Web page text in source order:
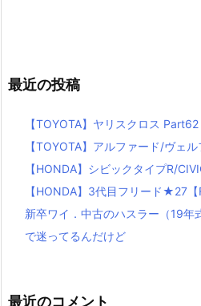
最近の投稿
【TOYOTA】ヤリスクロス Part62
【TOYOTA】アルファード/ヴェ
【HONDA】シビックタイプR/
【HONDA】3代目フリード★27【
新卒ワイ．中古のハスラー（19年
で迷ってるんだけど
最近のコメント